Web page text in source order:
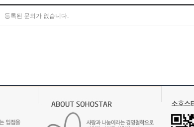
등록된 문의가 없습니다.